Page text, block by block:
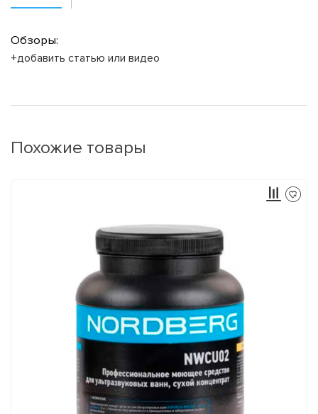
Обзоры:
+добавить статью или видео
Похожие товары